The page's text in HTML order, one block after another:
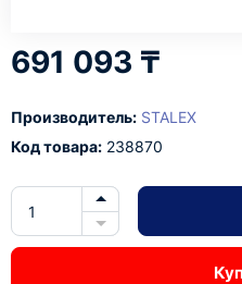
691 093 ₸
Производитель: STALEX
Код товара: 238870